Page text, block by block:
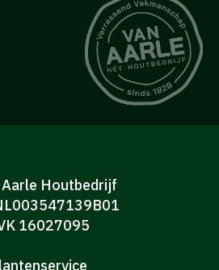
Houtbedrijf
16027095